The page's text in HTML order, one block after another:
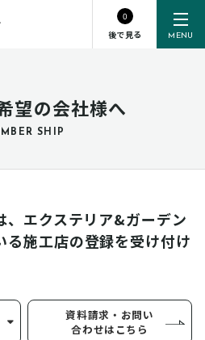
MENU
0
後で見る
望の会社様へ
SHIP
、エクステリア&ガーデン
る施工店の登録を受け付け
資料請求・お問い
合わせはこちら